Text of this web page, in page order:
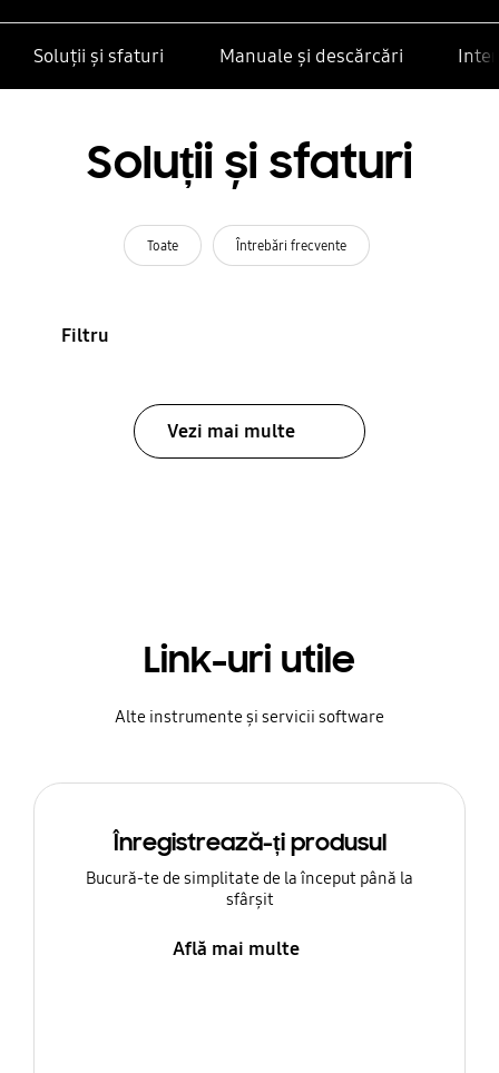
Soluții și sfaturi Manuale și descărcări
Soluții și sfaturi
Toate Întrebări frecvente
Filtru
Vezi mai multe
Link-uri utile
Alte instrumente și servicii software
Înregistrează-ți produsul
Bucură-te de simplitate de la început până la
sfârșit
Află mai multe